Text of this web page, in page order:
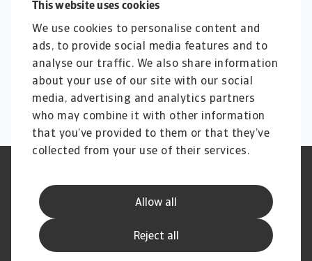
This website uses cookies
We use cookies to personalise content and
ads, to provide social media features and to
analyse our traffic. We also share information
about your use of our site with our social
media, advertising and analytics partners
who may combine it with other information
that you’ve provided to them or that they’ve
collected from your use of their services.
Allow all
Reject all
Načíst více
Prohlížení0 z
Informace o cookies
Informace pro dodavatele
Kodex služeb
Stížnost